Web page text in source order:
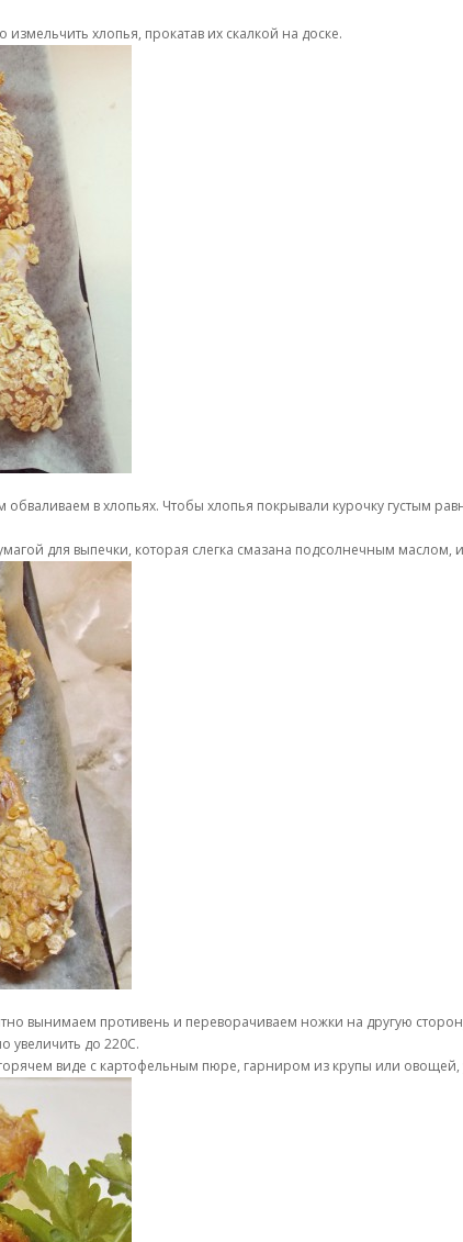
хлопья, прокатав их скалкой на доске.
в хлопьях. Чтобы хлопья покрывали курочку густым
для выпечки, которая слегка смазана подсолнечным маслом, и
вынимаем противень и переворачиваем ножки на другую
увеличить до 220С.
виде с картофельным пюре, гарниром из крупы или овощей,